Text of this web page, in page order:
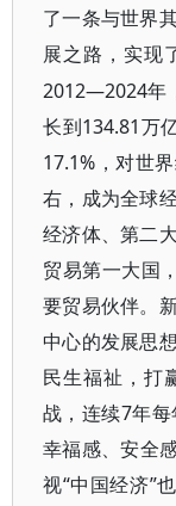
了一条与世界
展之路，实现
2012—2024年
长到134.81万
17.1%，对世
右，成为全球
经济体、第二
贸易第一大国
要贸易伙伴。
中心的发展思
民生福祉，打
战，连续7年每
幸福感、安全
视“中国经济”